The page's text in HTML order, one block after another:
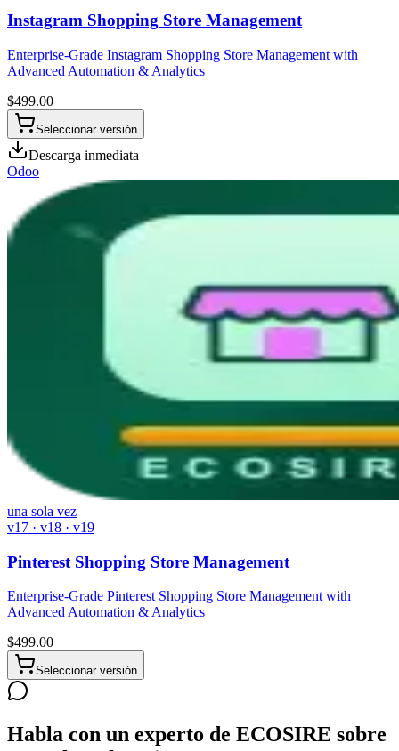
Instagram Shopping Store Management
Enterprise-Grade Instagram Shopping Store Management with
Advanced Automation & Analytics
$499.00
Seleccionar versión
Descarga inmediata
Odoo
una sola vez
v17 · v18 · v19
Pinterest Shopping Store Management
Enterprise-Grade Pinterest Shopping Store Management with
Advanced Automation & Analytics
$499.00
Seleccionar versión
Habla con un experto de ECOSIRE sobre